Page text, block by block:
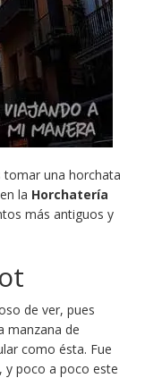
tomar una horchata
la Horchatería
más antiguos y
de ver, pues
manzana de
como ésta. Fue
y poco a poco este